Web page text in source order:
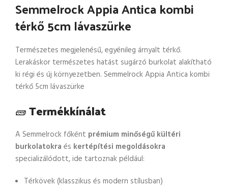
Semmelrock Appia Antica kombi
térkő 5cm lávaszürke
Természetes megjelenésű, egyénileg árnyalt térkő.
Lerakáskor természetes hatást sugárzó burkolat alakítható
ki régi és új környezetben. Semmelrock Appia Antica kombi
térkő 5cm lávaszürke
🧱Termékkínálat
A Semmelrock főként prémium minőségű kültéri
burkolatokra és kertépítési megoldásokra
specializálódott, ide tartoznak például:
Térkövek (klasszikus és modern stílusban)